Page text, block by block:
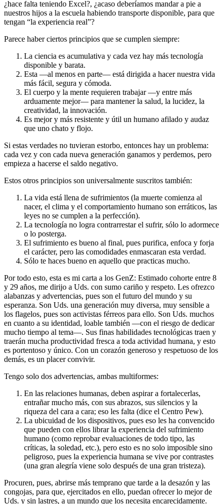
¿hace falta teniendo Excel?, ¿acaso deberíamos mandar a pie a
nuestros hijos a la escuela habiendo transporte disponible, para que
tengan “la experiencia real”?
Parece haber ciertos principios que se cumplen siempre:
La ciencia es acumulativa y cada vez hay más tecnología
disponible y barata.
Esta —al menos en parte— está dirigida a hacer nuestra vida
más fácil, segura y cómoda.
El cuerpo y la mente requieren trabajar —y entre más
arduamente mejor— para mantener la salud, la lucidez, la
creatividad, la innovación.
Es mejor y más resistente y útil un humano afilado y audaz
que uno chato y flojo.
Si estas verdades no tuvieran estorbo, entonces hay un problema:
cada vez y con cada nueva generación ganamos y perdemos, pero
empieza a hacerse el saldo negativo.
Estos otros principios son universalmente suscritos también:
La vida está llena de sufrimientos (la muerte comienza al
nacer, el clima y el comportamiento humano son erráticos, las
leyes no se cumplen a la perfección).
La tecnología no logra contrarrestar el sufrir, sólo lo adormece
o lo posterga.
El sufrimiento es bueno al final, pues purifica, enfoca y forja
el carácter, pero las comodidades enmascaran esta verdad.
Sólo te haces bueno en aquello que practicas mucho.
Por todo esto, esta es mi carta a los GenZ: Estimado cohorte entre 8
y 29 años, me dirijo a Uds. con sumo cariño y respeto. Les ofrezco
alabanzas y advertencias, pues son el futuro del mundo y su
esperanza. Son Uds. una generación muy diversa, muy sensible a
los flagelos, pues son activistas férreos para ello. Son Uds. muchos
en cuanto a su identidad, loable también —con el riesgo de dedicar
mucho tiempo al tema—. Sus finas habilidades tecnológicas traen y
traerán mucha productividad fresca a toda actividad humana, y esto
es portentoso y único. Con un corazón generoso y respetuoso de los
demás, es un placer convivir.
Tengo solo dos advertencias, ambas multiformes:
En las relaciones humanas, deben aspirar a fortalecerlas,
entrañar mucho más, con sus abrazos, sus silencios y la
riqueza del cara a cara; eso les falta (dice el Centro Pew).
La ubicuidad de los dispositivos, pues eso les ha convencido
que pueden con ellos librar la experiencia del sufrimiento
humano (como reprobar evaluaciones de todo tipo, las
críticas, la soledad, etc.), pero esto es no solo imposible sino
peligroso, pues la experiencia humana se vive por contrastes
(una gran alegría viene solo después de una gran tristeza).
Procuren, pues, abrirse más temprano que tarde a la desazón y las
congojas, para que, ejercitados en ello, puedan ofrecer lo mejor de
Uds. y sin lastres, a un mundo que los necesita encarecidamente.